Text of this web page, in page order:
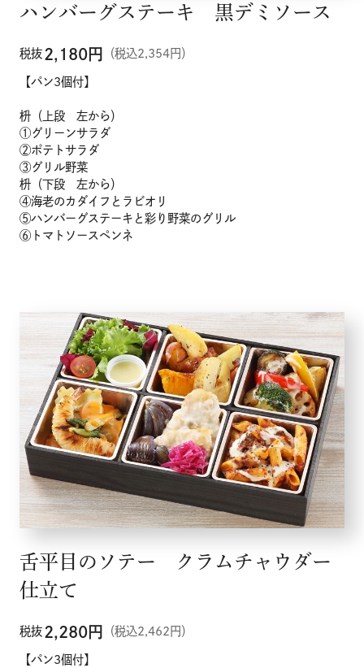
ハンバーグステーキ 黒デミソース
税抜 2,180円 （税込2,354円）
【パン3個付】
枡（上段 左から）
①グリーンサラダ
②ポテトサラダ
③グリル野菜
枡（下段 左から）
④海老のカダイフとラビオリ
⑤ハンバーグステーキと彩り野菜のグリル
⑥トマトソースペンネ
舌平目のソテー クラムチャウダー
仕立て
税抜 2,280円 （税込2,462円）
【パン3個付】